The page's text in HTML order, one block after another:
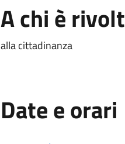
A chi è
alla cittadinanza
Date e orari